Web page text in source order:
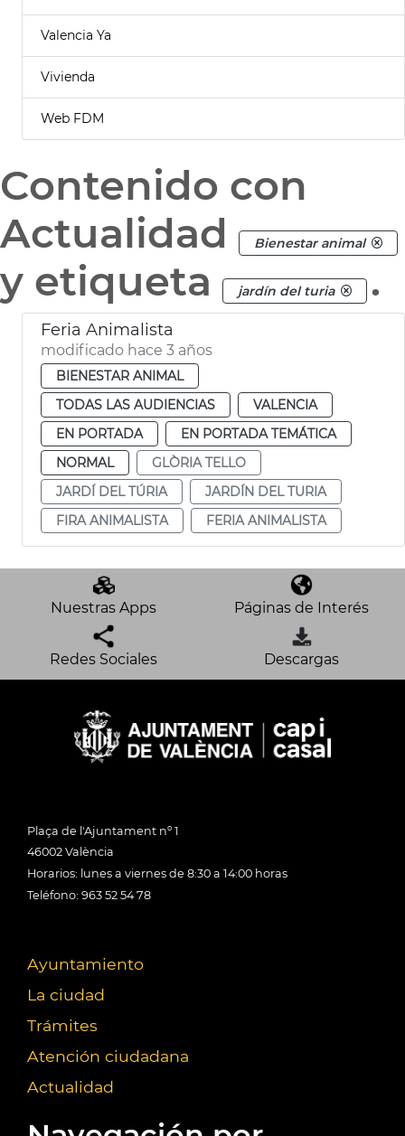
Valencia Ya
Vivienda
Web FDM
Contenido con
Actualidad
Bienestar animal
y etiqueta jardín del turia .
Feria Animalista
modificado hace 3 años
BIENESTAR ANIMAL
TODAS LAS AUDIENCIAS
VALENCIA
EN PORTADA
EN PORTADA TEMÁTICA
NORMAL
GLÒRIA TELLO
JARDÍ DEL TÚRIA
JARDÍN DEL TURIA
FIRA ANIMALISTA
FERIA ANIMALISTA
Nuestras Apps Páginas de Interés
Redes Sociales Descargas
Plaça de l'Ajuntament nº 1
46002 València
Horarios: lunes a viernes de 8:30 a 14:00 horas
Teléfono: 963 52 54 78
Ayuntamiento
La ciudad
Trámites
Atención ciudadana
Actualidad